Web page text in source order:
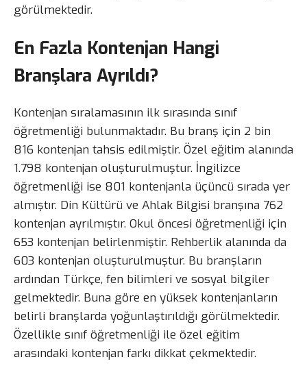
görülmektedir.
En Fazla Kontenjan Hangi
Branşlara Ayrıldı?
Kontenjan sıralamasının ilk sırasında sınıf
öğretmenliği bulunmaktadır. Bu branş için 2 bin
816 kontenjan tahsis edilmiştir. Özel eğitim alanında
1.798 kontenjan oluşturulmuştur. İngilizce
öğretmenliği ise 801 kontenjanla üçüncü sırada yer
almıştır. Din Kültürü ve Ahlak Bilgisi branşına 762
kontenjan ayrılmıştır. Okul öncesi öğretmenliği için
653 kontenjan belirlenmiştir. Rehberlik alanında da
603 kontenjan oluşturulmuştur. Bu branşların
ardından Türkçe, fen bilimleri ve sosyal bilgiler
gelmektedir. Buna göre en yüksek kontenjanların
belirli branşlarda yoğunlaştırıldığı görülmektedir.
Özellikle sınıf öğretmenliği ile özel eğitim
arasındaki kontenjan farkı dikkat çekmektedir.